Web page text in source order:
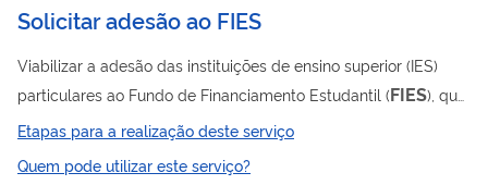
Solicitar adesão ao FIES
Viabilizar a adesão das instituições de ensino superior (IES)
particulares ao Fundo de Financiamento Estudantil (FIES), que
tem como objetivo conceder financiamento a estudantes em
cursos superiores não gratuitos, com avaliação positiva nos
processos conduzidos pelo MEC.​
Etapas para a realização deste serviço
Quem pode utilizar este serviço?